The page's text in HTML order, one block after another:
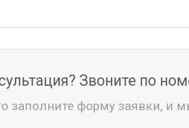
Звоните по
заполните форму заявки, и